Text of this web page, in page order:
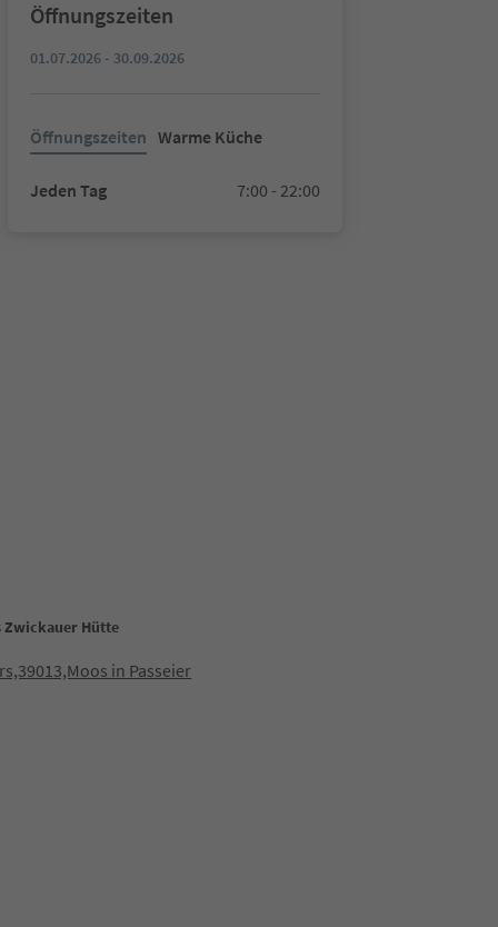
Öffnungszeiten
01.07.2026 - 30.09.2026
Öffnungszeiten Warme Küche
Jeden Tag 7:00 - 22:00
Zwickauer Hütte
in Passeier